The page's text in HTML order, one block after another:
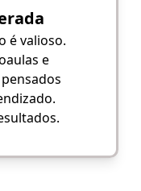
é valioso.
e